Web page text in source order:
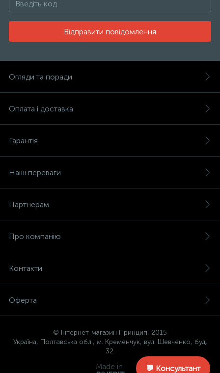
Відправити повідомлення
Огляди та поради
Оплата і доставка
Гарантія
Наші переваги
Партнерам
Про компанію
Контакти
Оферта
© Інтернет-магазин Принцип, 2015
Україна, Полтавська обл., м. Кременчук, вул. Шевченко, буд.
32.
Made in
💬 Консультант